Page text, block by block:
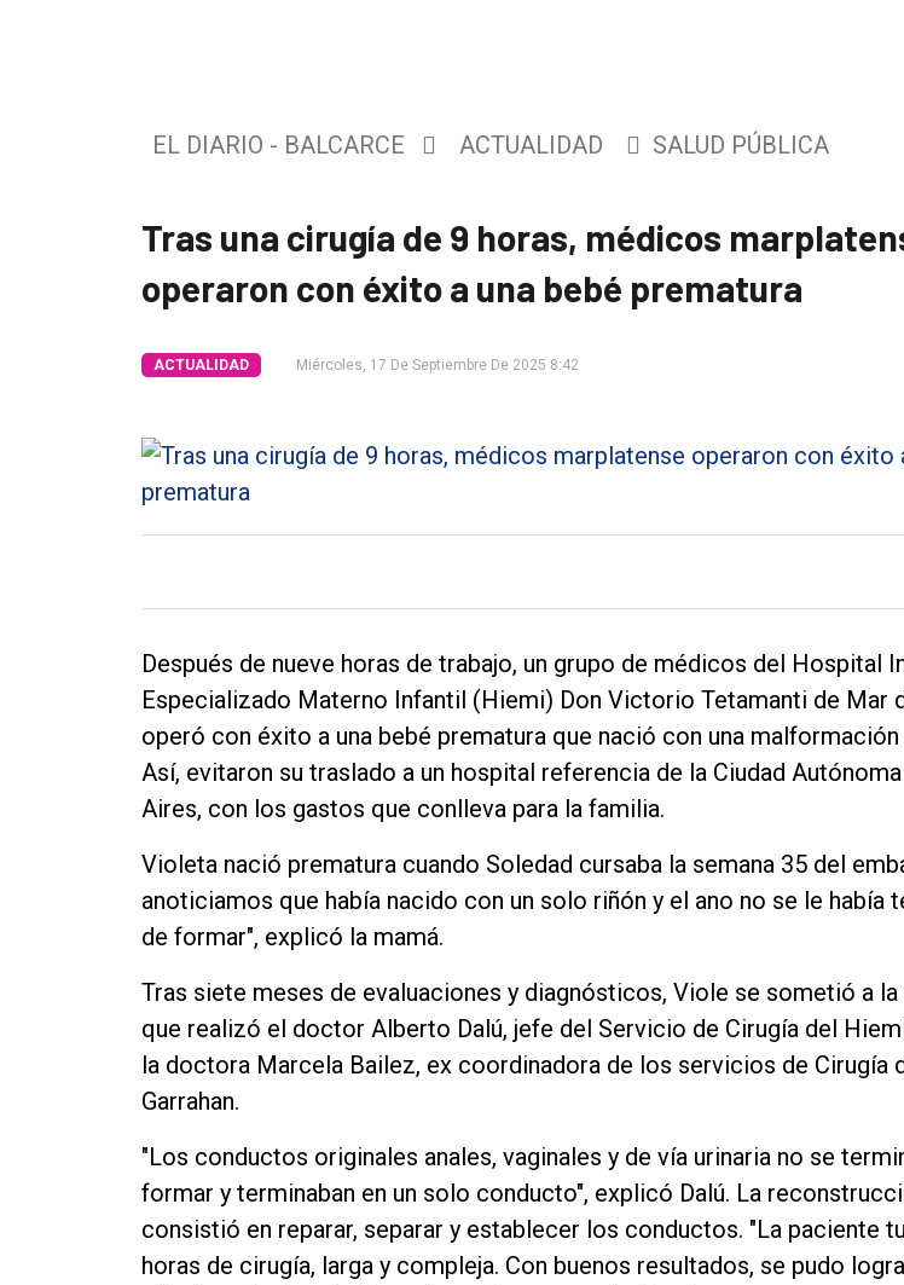
Tendencia
Entrevistas
Deportes
Fúnebres
Nosotros
Contacto
EL DIARIO - BALCARCE ACTUALIDAD SALUD PÚBLICA
Tras una cirugía de 9 horas, médicos
operaron con éxito a una bebé prematura
ACTUALIDAD Miércoles, 17 De Septiembre De 2025 8:42
Después de nueve horas de trabajo, un grupo de médicos del Hospital
Especializado Materno Infantil (Hiemi) Don Victorio Tetamanti de Mar
operó con éxito a una bebé prematura que nació con una
Así, evitaron su traslado a un hospital referencia de la Ciudad
Aires, con los gastos que conlleva para la familia.
Violeta nació prematura cuando Soledad cursaba la semana 35 del
anoticiamos que había nacido con un solo riñón y el ano no se le había
de formar", explicó la mamá.
Tras siete meses de evaluaciones y diagnósticos, Viole se sometió a
que realizó el doctor Alberto Dalú, jefe del Servicio de Cirugía del
la doctora Marcela Bailez, ex coordinadora de los servicios de Cirugía
Garrahan.
"Los conductos originales anales, vaginales y de vía urinaria no se
formar y terminaban en un solo conducto", explicó Dalú. La
consistió en reparar, separar y establecer los conductos. "La paciente
horas de cirugía, larga y compleja. Con buenos resultados, se pudo